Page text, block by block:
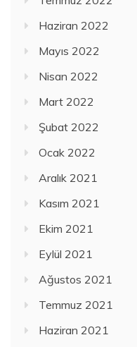
Haziran 2022
Mayıs 2022
Nisan 2022
Mart 2022
Şubat 2022
Ocak 2022
Aralık 2021
Kasım 2021
Ekim 2021
Eylül 2021
Ağustos 2021
Temmuz 2021
Haziran 2021